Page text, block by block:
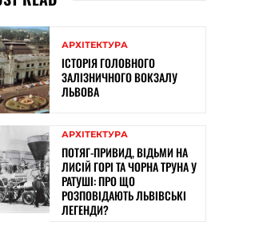
АРХІТЕКТУРА
ІСТОРІЯ ГОЛОВНОГО
ЗАЛІЗНИЧНОГО ВОКЗАЛУ
ЛЬВОВА
АРХІТЕКТУРА
ПОТЯГ-ПРИВИД, ВІДЬМИ НА
ЛИСІЙ ГОРІ ТА ЧОРНА ТРУНА У
РАТУШІ: ПРО ЩО
РОЗПОВІДАЮТЬ ЛЬВІВСЬКІ
ЛЕГЕНДИ?